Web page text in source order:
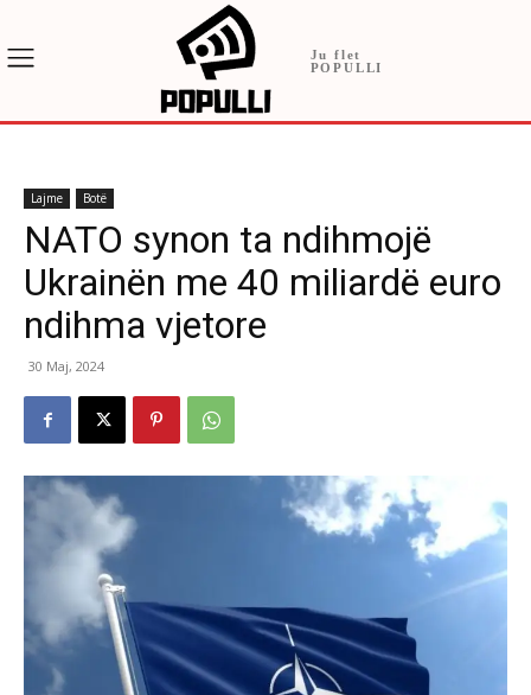
Ju flet
POPULLI
Lajme Botë
NATO synon ta ndihmojë
Ukrainën me 40 miliardë euro
ndihma vjetore
30 Maj, 2024